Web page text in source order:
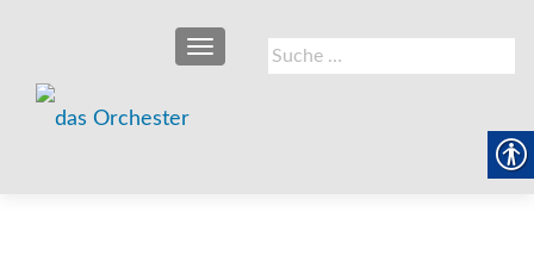
Suche
nach:
SCHALTE NAVIGATION